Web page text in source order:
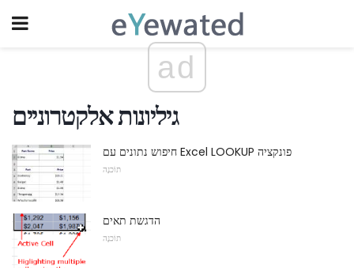
ad
גיליונות אלקטרוניים
חיפוש נתונים עם Excel LOOKUP פונקציה
תוֹכנָה
הדגשת תאים
תוֹכנָה